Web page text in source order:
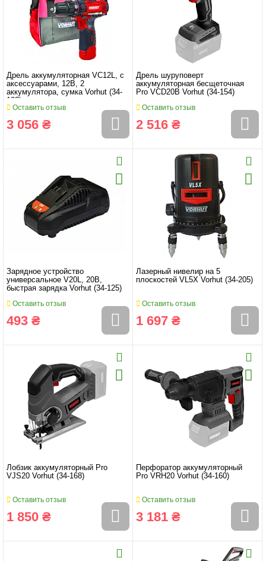
Дрель аккумуляторная VC12L, с
аксессуарами, 12В, 2
аккумулятора, сумка Vorhut (34-
103)
Оставить отзыв
3 056 ₴
Дрель шуруповерт
аккумуляторная бесщеточная
Pro VCD20B Vorhut (34-154)
Оставить отзыв
2 516 ₴
Зарядное устройство
универсальное V20L, 20B,
быстрая зарядка Vorhut (34-125)
Оставить отзыв
493 ₴
Лазерный нивелир на 5
плоскостей VL5X Vorhut (34-205)
Оставить отзыв
1 697 ₴
Лобзик аккумуляторный Pro
VJS20 Vorhut (34-168)
Оставить отзыв
1 850 ₴
Перфоратор аккумуляторный
Pro VRH20 Vorhut (34-160)
Оставить отзыв
3 181 ₴